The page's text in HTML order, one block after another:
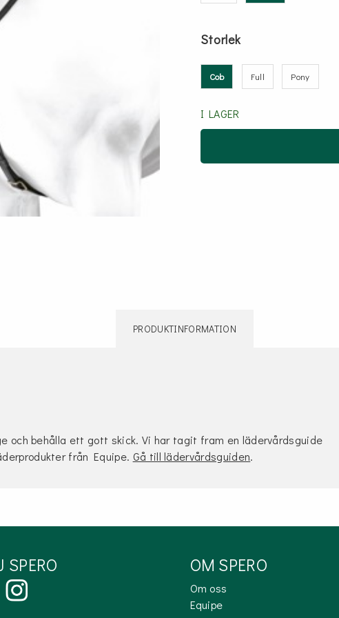
Storlek
Cob Full Pony
I LAGER
PRODUKTINFORMATION
och behålla ett gott skick. Vi har tagit fram en lädervårdsguide
från Equipe. Gå till lädervårdsguiden.
SPERO OM SPERO
Om oss
Equipe